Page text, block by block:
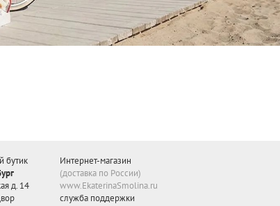
бутик
д. 14
Интернет-магазин
(доставка по России)
www.EkaterinaSmolina.ru
служба поддержки